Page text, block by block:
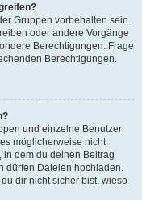
Gruppen vorbehalten sein.
oder andere Vorgänge
Berechtigungen. Frage
Berechtigungen.
und einzelne Benutzer
möglicherweise nicht
dem du deinen Beitrag
dürfen Dateien hochladen.
dir nicht sicher bist, wieso